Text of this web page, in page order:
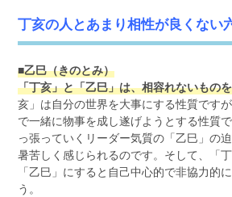
丁亥の人とあまり相性が良くない
■乙巳（きのとみ）
「丁亥」と「乙巳」は、相容れないもの
亥」は自分の世界を大事にする性質です
で一緒に物事を成し遂げようとする性質
っ張っていくリーダー気質の「乙巳」の
暑苦しく感じられるのです。そして、「丁
「乙巳」にすると自己中心的で非協力的
う。